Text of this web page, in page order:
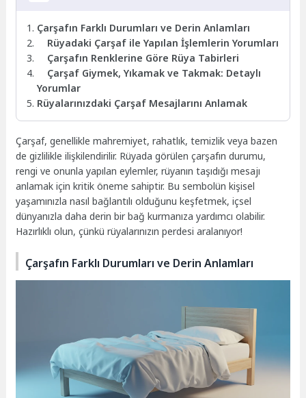
Çarşafın Farklı Durumları ve Derin Anlamları
Rüyadaki Çarşaf ile Yapılan İşlemlerin Yorumları
Çarşafın Renklerine Göre Rüya Tabirleri
Çarşaf Giymek, Yıkamak ve Takmak: Detaylı
Yorumlar
Rüyalarınızdaki Çarşaf Mesajlarını Anlamak
Çarşaf, genellikle mahremiyet, rahatlık, temizlik veya bazen
de gizlilikle ilişkilendirilir. Rüyada görülen çarşafın durumu,
rengi ve onunla yapılan eylemler, rüyanın taşıdığı mesajı
anlamak için kritik öneme sahiptir. Bu sembolün kişisel
yaşamınızla nasıl bağlantılı olduğunu keşfetmek, içsel
dünyanızla daha derin bir bağ kurmanıza yardımcı olabilir.
Hazırlıklı olun, çünkü rüyalarınızın perdesi aralanıyor!
Çarşafın Farklı Durumları ve Derin Anlamları